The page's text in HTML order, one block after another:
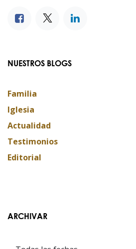
NUESTROS BLOGS
Familia
Iglesia
Actualidad
Testimonios
Editorial
ARCHIVAR